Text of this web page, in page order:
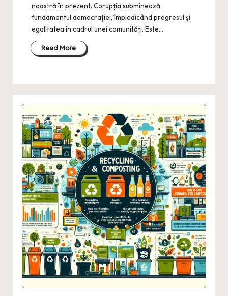
noastră în prezent. Corupția subminează
fundamentul democrației, împiedicând progresul și
egalitatea în cadrul unei comunități. Este…
Read More